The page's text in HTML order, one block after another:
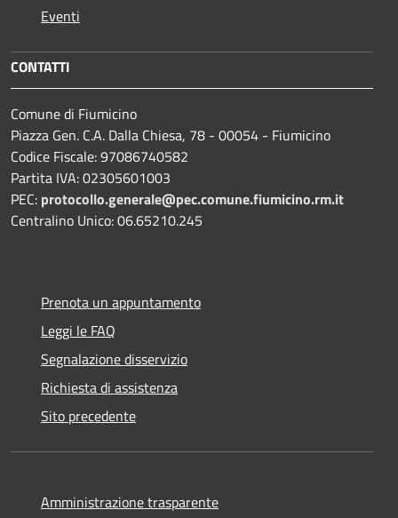
Eventi
CONTATTI
Comune di Fiumicino
Piazza Gen. C.A. Dalla Chiesa, 78 - 00054 - Fiumicino
Codice Fiscale: 97086740582
Partita IVA: 02305601003
PEC: protocollo.generale@pec.comune.fiumicino.rm.it
Centralino Unico: 06.65210.245
Prenota un appuntamento
Leggi le FAQ
Segnalazione disservizio
Richiesta di assistenza
Sito precedente
Amministrazione trasparente